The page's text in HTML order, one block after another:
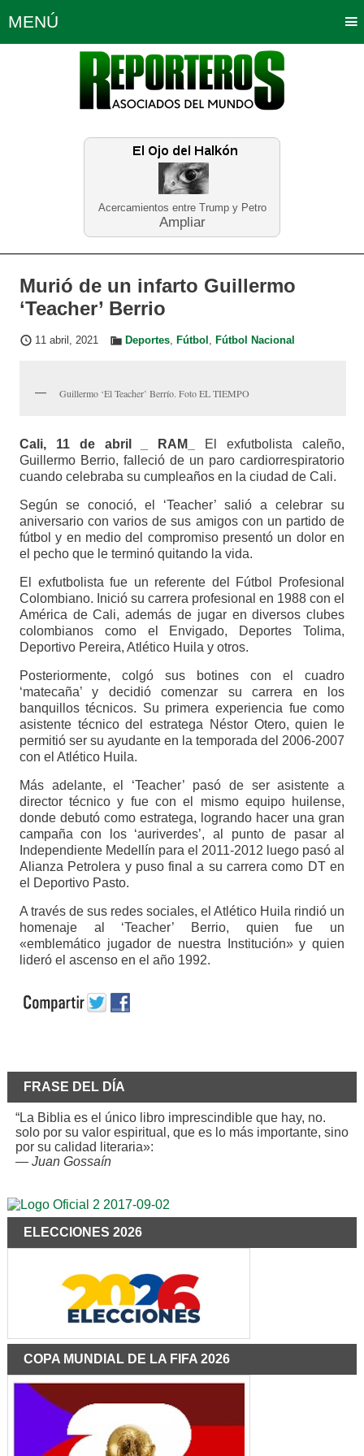
Acercamientos entre Trump y Petro
Ampliar
MENÚ
Política Opinión Bogotá
Planeta Tierra Deportes
Educación Neira
Murió de un infarto Guillermo
‘Teacher’ Berrio
11 abril, 2021 Deportes, Fútbol , Fútbol Nacional
Guillermo ‘El Teacher’ Berrío. Foto EL TIEMPO
Cali, 11 de abril _ RAM_
El exfutbolista caleño,
Guillermo Berrio, falleció de un paro cardiorrespiratorio
cuando celebraba su cumpleaños en la ciudad de Cali.
Según se conoció, el ‘Teacher’ salió a celebrar su
aniversario con varios de sus amigos con un partido de
fútbol y en medio del compromiso presentó un dolor en
el pecho que le terminó quitando la vida.
El exfutbolista fue un referente del Fútbol Profesional
Colombiano. Inició su carrera profesional en 1988 con el
América de Cali, además de jugar en diversos clubes
colombianos como el Envigado, Deportes Tolima,
Deportivo Pereira, Atlético Huila y otros.
Posteriormente, colgó sus botines con el cuadro
‘matecaña’ y decidió comenzar su carrera en los
banquillos técnicos. Su primera experiencia fue como
asistente técnico del estratega Néstor Otero, quien le
permitió ser su ayudante en la temporada del 2006-2007
con el Atlético Huila.
Más adelante, el ‘Teacher’ pasó de ser asistente a
director técnico y fue con el mismo equipo huilense,
donde debutó como estratega, logrando hacer una gran
campaña con los ‘auriverdes’, al punto de pasar al
Independiente Medellín para el 2011-2012 luego pasó al
Alianza Petrolera y puso final a su carrera como DT en
el Deportivo Pasto.
A través de sus redes sociales, el Atlético Huila rindió un
homenaje al ‘Teacher’ Berrio, quien fue un
«emblemático jugador de nuestra Institución» y quien
lideró el ascenso en el año 1992.
FRASE DEL DÍA
“La Biblia es el único libro imprescindible que hay, no.
solo por su valor espiritual, que es lo más importante, sino
por su calidad literaria»:
— Juan Gossaín
ELECCIONES 2026
COPA MUNDIAL DE LA FIFA 2026